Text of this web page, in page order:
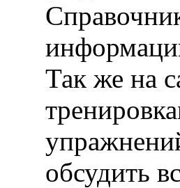
Так же на
обсудить